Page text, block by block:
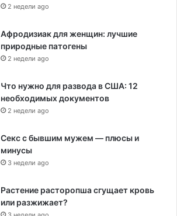
2 недели ago
Афродизиак для женщин: лучшие
природные патогены
2 недели ago
Что нужно для развода в США: 12
необходимых документов
2 недели ago
Секс с бывшим мужем — плюсы и
минусы
3 недели ago
Растение расторопша сгущает кровь
или разжижает?